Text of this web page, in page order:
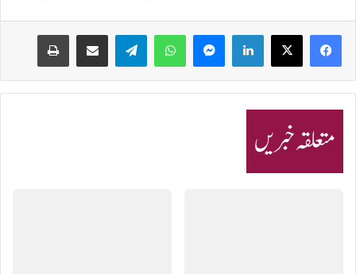
LinkedIn
WhatsApp
Telegram
متعلقہ خبریں